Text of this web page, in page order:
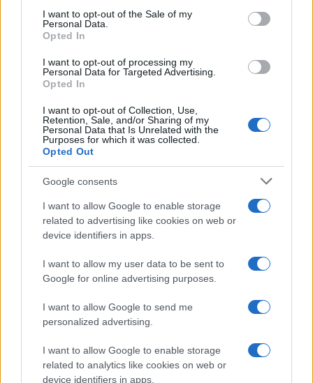
I want to opt-out of the Sale of my
Personal Data.
Opted In
I want to opt-out of processing my
Personal Data for Targeted Advertising.
Opted In
I want to opt-out of Collection, Use,
Retention, Sale, and/or Sharing of my
Personal Data that Is Unrelated with the
Purposes for which it was collected.
Opted Out
Google consents
I want to allow Google to enable storage
related to advertising like cookies on web or
device identifiers in apps.
I want to allow my user data to be sent to
Google for online advertising purposes.
I want to allow Google to send me
personalized advertising.
I want to allow Google to enable storage
related to analytics like cookies on web or
device identifiers in apps.
alcuni sostenitori del candidato cancelliere. La
speranza era di superare la soglia psicologica del
più complicata, in termini di numeri parlamentari,
la navigazione.
Secondo: non è detto che la Spd faccia un accordo
con la Cdu. Un pezzo dei socialdemocratici
vorrebbe andare all’opposizione per recuperare il
consenso perduto. Gli ultimi anni di governo
Scholz sono stati drammatici per i sondaggi e
approdare in una Grosse Koalition da secondo
partito rischia di essere il peggiore degli incubi:
non godere dei vantaggi dell’opposizione e non
avere neppure il coltello dalla parte del manico
nelle sedi di governo.Saskia Esken
ha già fatto
accordo a tutti i costi con la Cdu e Merz guarda
con sospetto al desiderio dei socialdemocratici di